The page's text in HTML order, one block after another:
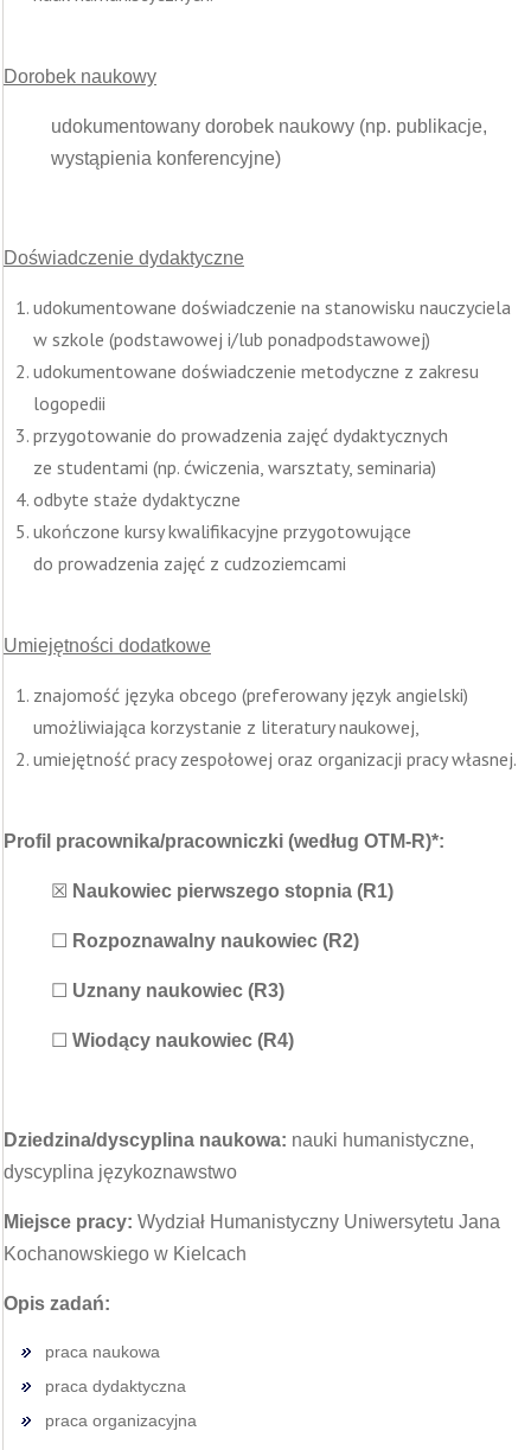
Dorobek naukowy
udokumentowany dorobek naukowy (np. publikacje,
wystąpienia konferencyjne)
Doświadczenie dydaktyczne
udokumentowane doświadczenie na stanowisku nauczyciela
w szkole (podstawowej i/lub ponadpodstawowej)
udokumentowane doświadczenie metodyczne z zakresu
logopedii
przygotowanie do prowadzenia zajęć dydaktycznych
ze studentami (np. ćwiczenia, warsztaty, seminaria)
odbyte staże dydaktyczne
ukończone kursy kwalifikacyjne przygotowujące
do prowadzenia zajęć z cudzoziemcami
Umiejętności dodatkowe
znajomość języka obcego (preferowany język angielski)
umożliwiająca korzystanie z literatury naukowej,
umiejętność pracy zespołowej oraz organizacji pracy własnej.
Profil pracownika/pracowniczki (według OTM-R)*:
☒ Naukowiec pierwszego stopnia (R1)
☐ Rozpoznawalny naukowiec (R2)
☐ Uznany naukowiec (R3)
☐ Wiodący naukowiec (R4)
Dziedzina/dyscyplina naukowa: nauki humanistyczne,
dyscyplina językoznawstwo
Miejsce pracy: Wydział Humanistyczny Uniwersytetu Jana
Kochanowskiego w Kielcach
Opis zadań:
praca naukowa
praca dydaktyczna
praca organizacyjna